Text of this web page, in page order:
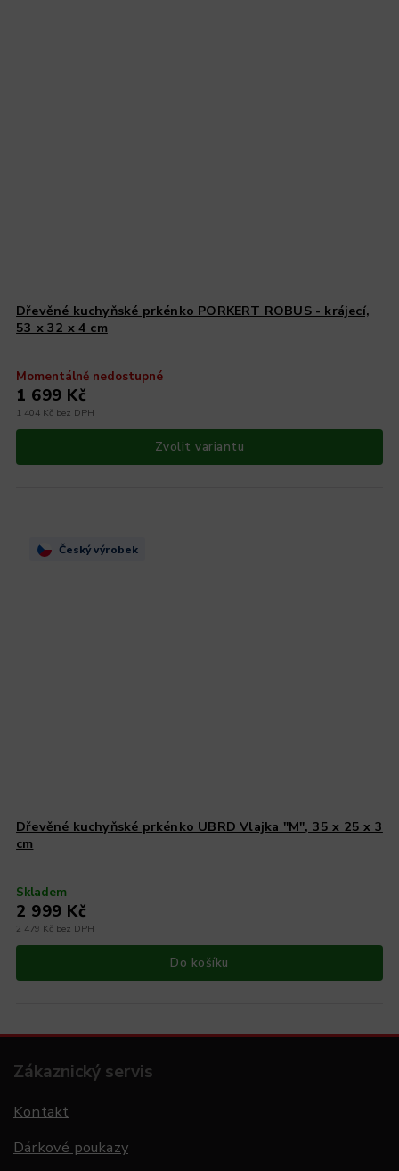
Dřevěné kuchyňské prkénko PORKERT ROBUS - krájecí,
53 x 32 x 4 cm
Momentálně nedostupné
1 404 Kč bez DPH
1 699 Kč
Zvolit variantu
Český výrobek
Dřevěné kuchyňské prkénko UBRD Vlajka "M", 35 x 25 x 3
cm
Skladem
2 479 Kč bez DPH
2 999 Kč
Do košíku
Zákaznický servis
Kontakt
Dárkové poukazy